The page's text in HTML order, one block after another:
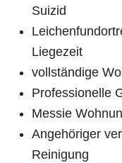
Suizid
Liegezeit
vollständige
Professionelle
Messie
Angehöriger
Reinigung